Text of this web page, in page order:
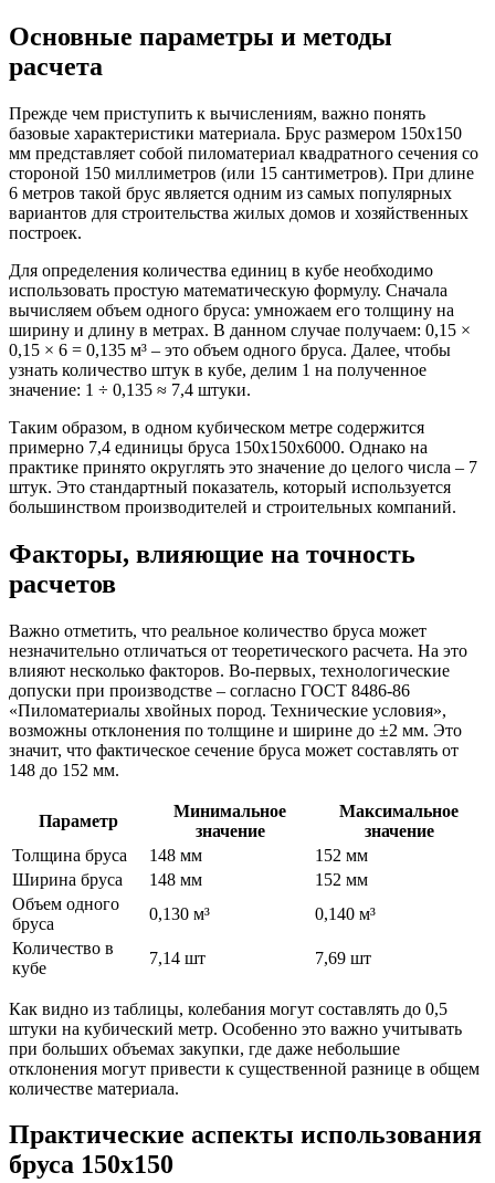
Основные параметры и методы
расчета
Прежде чем приступить к вычислениям, важно понять
базовые характеристики материала. Брус размером 150х150
мм представляет собой пиломатериал квадратного сечения со
стороной 150 миллиметров (или 15 сантиметров). При длине
6 метров такой брус является одним из самых популярных
вариантов для строительства жилых домов и хозяйственных
построек.
Для определения количества единиц в кубе необходимо
использовать простую математическую формулу. Сначала
вычисляем объем одного бруса: умножаем его толщину на
ширину и длину в метрах. В данном случае получаем: 0,15 ×
0,15 × 6 = 0,135 м³ – это объем одного бруса. Далее, чтобы
узнать количество штук в кубе, делим 1 на полученное
значение: 1 ÷ 0,135 ≈ 7,4 штуки.
Таким образом, в одном кубическом метре содержится
примерно 7,4 единицы бруса 150х150х6000. Однако на
практике принято округлять это значение до целого числа – 7
штук. Это стандартный показатель, который используется
большинством производителей и строительных компаний.
Факторы, влияющие на точность
расчетов
Важно отметить, что реальное количество бруса может
незначительно отличаться от теоретического расчета. На это
влияют несколько факторов. Во-первых, технологические
допуски при производстве – согласно ГОСТ 8486-86
«Пиломатериалы хвойных пород. Технические условия»,
возможны отклонения по толщине и ширине до ±2 мм. Это
значит, что фактическое сечение бруса может составлять от
148 до 152 мм.
Параметр
Минимальное
значение
Максимальное
значение
Толщина бруса
148 мм
152 мм
Ширина бруса
148 мм
152 мм
Объем одного
бруса
0,130 м³
0,140 м³
Количество в
кубе
7,14 шт 7,69 шт
Как видно из таблицы, колебания могут составлять до 0,5
штуки на кубический метр. Особенно это важно учитывать
при больших объемах закупки, где даже небольшие
отклонения могут привести к существенной разнице в общем
количестве материала.
Практические аспекты использования
бруса 150х150